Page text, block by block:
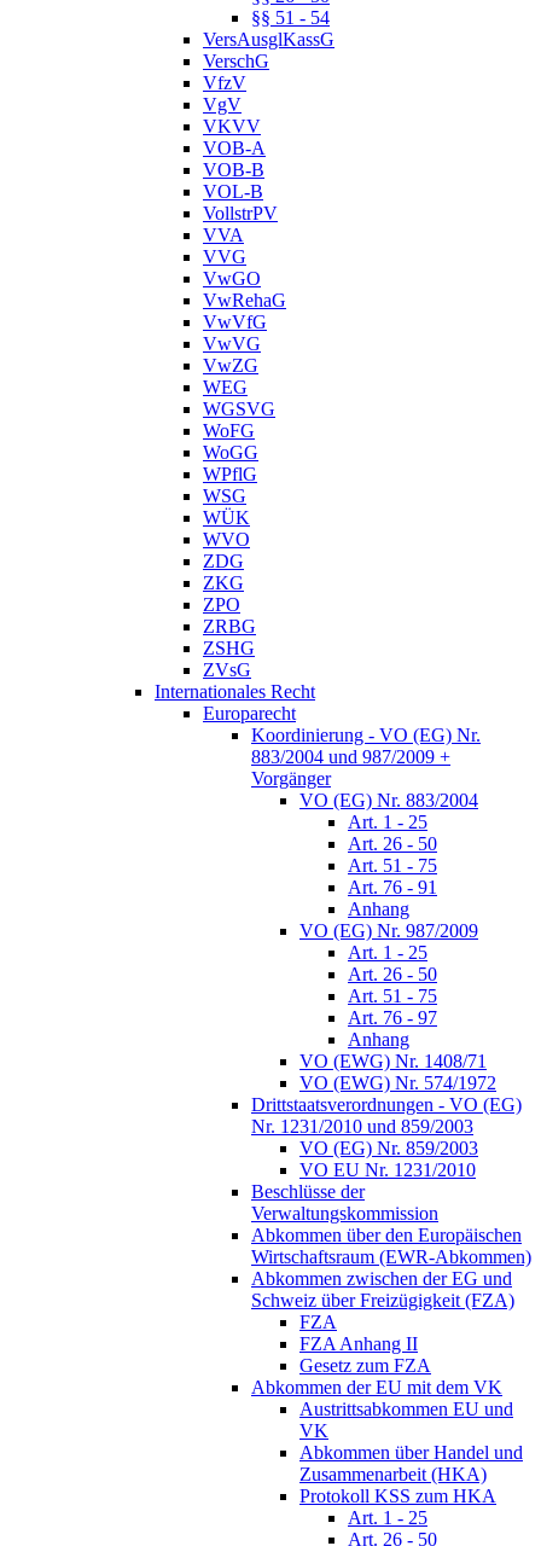
§§ 51 - 54
VersAusglKassG
VerschG
VfzV
VgV
VKVV
VOB-A
VOB-B
VOL-B
VollstrPV
VVA
VVG
VwGO
VwRehaG
VwVfG
VwVG
VwZG
WEG
WGSVG
WoFG
WoGG
WPflG
WSG
WÜK
WVO
ZDG
ZKG
ZPO
ZRBG
ZSHG
ZVsG
Internationales Recht
Europarecht
Koordinierung - VO (EG) Nr.
883/2004 und 987/2009 +
Vorgänger
VO (EG) Nr. 883/2004
Art. 1 - 25
Art. 26 - 50
Art. 51 - 75
Art. 76 - 91
Anhang
VO (EG) Nr. 987/2009
Art. 1 - 25
Art. 26 - 50
Art. 51 - 75
Art. 76 - 97
Anhang
VO (EWG) Nr. 1408/71
VO (EWG) Nr. 574/1972
Drittstaatsverordnungen - VO (EG)
Nr. 1231/2010 und 859/2003
VO (EG) Nr. 859/2003
VO EU Nr. 1231/2010
Beschlüsse der
Verwaltungskommission
Abkommen über den Europäischen
Wirtschaftsraum (EWR-Abkommen)
Abkommen zwischen der EG und
Schweiz über Freizügigkeit (FZA)
FZA
FZA Anhang II
Gesetz zum FZA
Abkommen der EU mit dem VK
Austrittsabkommen EU und
VK
Abkommen über Handel und
Zusammenarbeit (HKA)
Protokoll KSS zum HKA
Art. 1 - 25
Art. 26 - 50